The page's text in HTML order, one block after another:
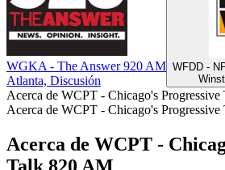
WGKA - The Answer 920 AM
Atlanta, Discusión
WFDD -
Acerca de WCPT - Chicago's
Acerca de WCPT - Chicago's
Acerca de WCPT -
Talk 820 AM